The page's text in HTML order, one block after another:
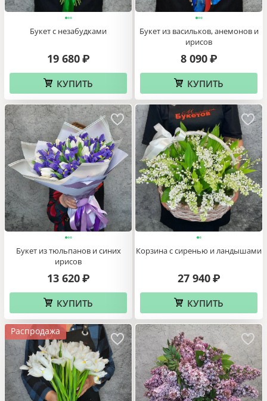
Букет с незабудками
19 680 ₽
КУПИТЬ
Букет из васильков, анемонов и
ирисов
8 090 ₽
КУПИТЬ
Букет из тюльпанов и синих
ирисов
13 620 ₽
КУПИТЬ
Корзина с сиренью и ландышами
27 940 ₽
КУПИТЬ
Распродажа